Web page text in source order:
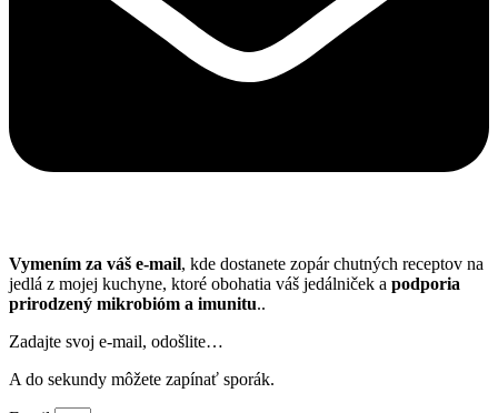
Vymením za váš e-mail, kde dostanete zopár chutných receptov na
jedlá z mojej kuchyne, ktoré obohatia váš jedálniček a podporia
prirodzený mikrobióm a imunitu..
Zadajte svoj e-mail, odošlite…
A do sekundy môžete zapínať sporák.